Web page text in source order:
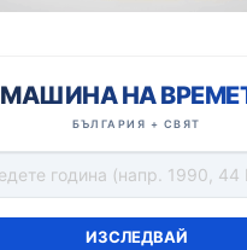
МАШИНА НА
БЪЛГАРИЯ + СВЯТ
ИЗСЛЕДВАЙ